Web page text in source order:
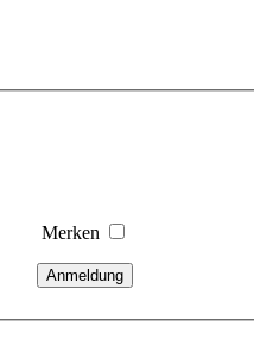
Merken
Anmeldung